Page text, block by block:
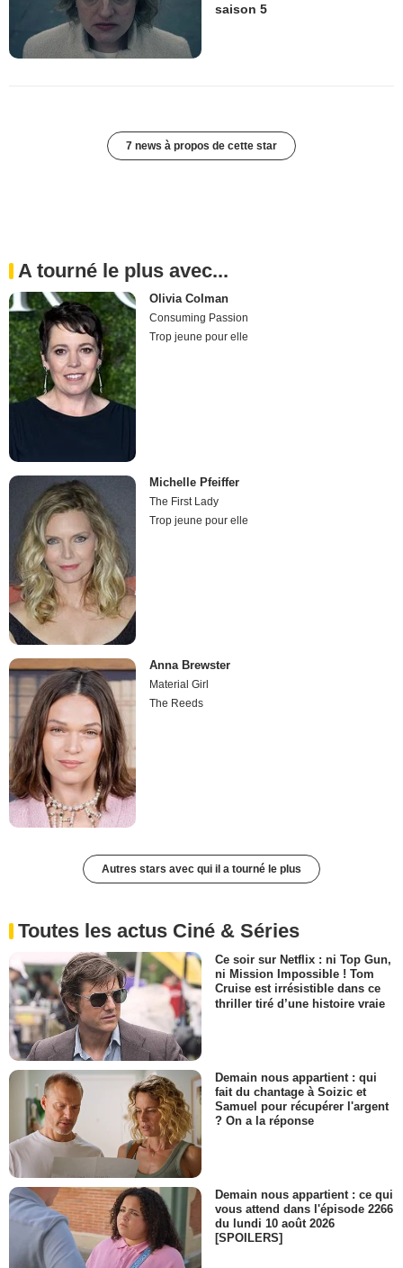
saison 5
7 news à propos de cette star
A tourné le plus avec...
Olivia Colman
Consuming Passion
Trop jeune pour elle
Michelle Pfeiffer
The First Lady
Trop jeune pour elle
Anna Brewster
Material Girl
The Reeds
Autres stars avec qui il a tourné le plus
Toutes les actus Ciné & Séries
Ce soir sur Netflix : ni Top Gun,
ni Mission Impossible ! Tom
Cruise est irrésistible dans ce
thriller tiré d’une histoire vraie
Demain nous appartient : qui
fait du chantage à Soizic et
Samuel pour récupérer l'argent
? On a la réponse
Demain nous appartient : ce qui
vous attend dans l'épisode 2266
du lundi 10 août 2026
[SPOILERS]